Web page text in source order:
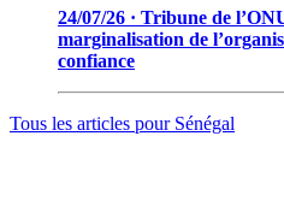
24/07/26 · Tribune de
marginalisation de
confiance
Tous les articles pour Sénégal